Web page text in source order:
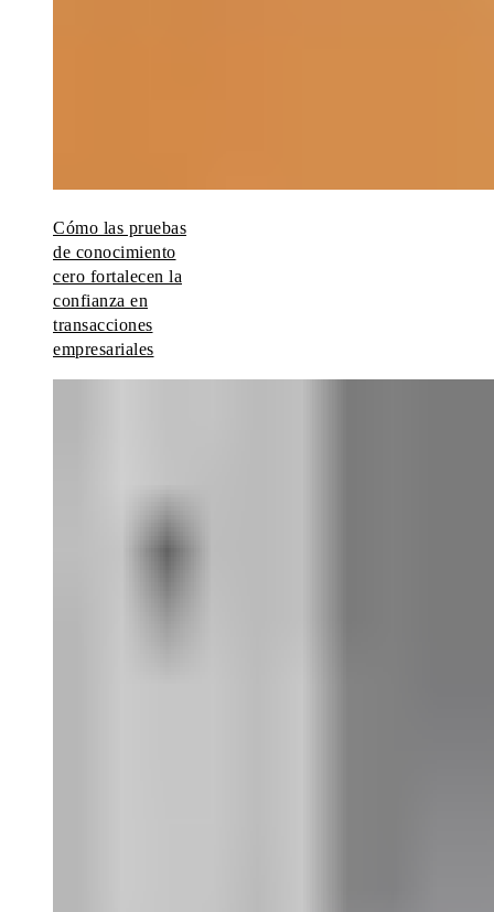
Cómo las pruebas
de conocimiento
cero fortalecen la
confianza en
transacciones
empresariales